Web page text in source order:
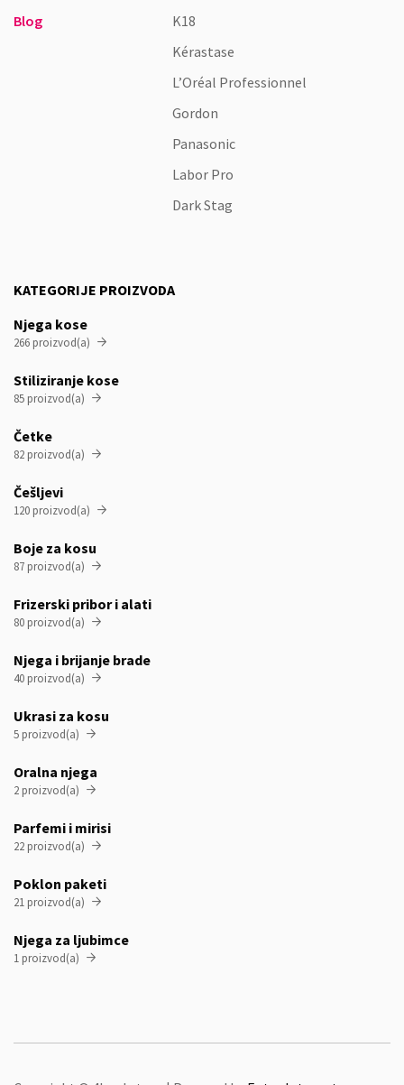
Blog
K18
Kérastase
L’Oréal Professionnel
Gordon
Panasonic
Labor Pro
Dark Stag
KATEGORIJE PROIZVODA
Njega kose
266 proizvod(a) 
Stiliziranje kose
85 proizvod(a) 
Četke
82 proizvod(a) 
Češljevi
120 proizvod(a) 
Boje za kosu
87 proizvod(a) 
Frizerski pribor i alati
80 proizvod(a) 
Njega i brijanje brade
40 proizvod(a) 
Ukrasi za kosu
5 proizvod(a) 
Oralna njega
2 proizvod(a) 
Parfemi i mirisi
22 proizvod(a) 
Poklon paketi
21 proizvod(a) 
Njega za ljubimce
1 proizvod(a) 